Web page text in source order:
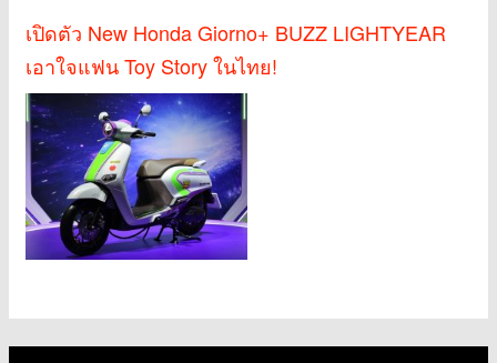
เปิดตัว New Honda Giorno+ BUZZ LIGHTYEAR
เอาใจแฟน Toy Story ในไทย!